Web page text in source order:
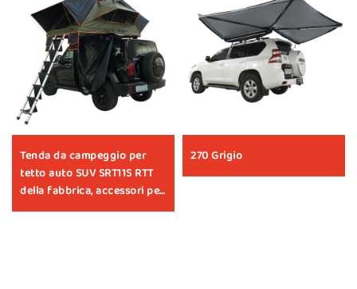
Tenda da campeggio per
tetto auto SUV SRT11S RTT
della fabbrica, accessori per
auto
270 Grigio